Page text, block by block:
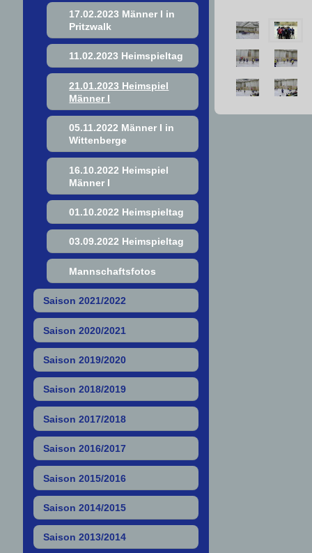
17.02.2023 Männer I in
Pritzwalk
11.02.2023 Heimspieltag
21.01.2023 Heimspiel
Männer I
05.11.2022 Männer I in
Wittenberge
16.10.2022 Heimspiel
Männer I
01.10.2022 Heimspieltag
03.09.2022 Heimspieltag
Mannschaftsfotos
Saison 2021/2022
Saison 2020/2021
Saison 2019/2020
Saison 2018/2019
Saison 2017/2018
Saison 2016/2017
Saison 2015/2016
Saison 2014/2015
Saison 2013/2014